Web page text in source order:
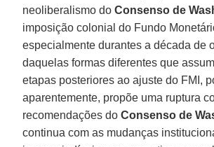
neoliberalismo doConsenso de
imposição colonial do Fundo
especialmente durantes a década de
daquelas formas diferentes que
etapas posteriores ao ajuste do FMI,
aparentemente, propõe uma ruptura
recomendações doConsenso de
continua com as mudanças